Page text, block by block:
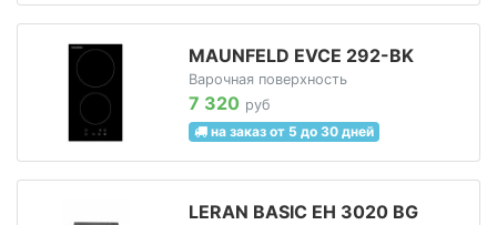
MAUNFELD EVCE 292-BK
Варочная поверхность
7 320 руб
на заказ от 5 до 30 дней
LERAN BASIC EH 3020 BG